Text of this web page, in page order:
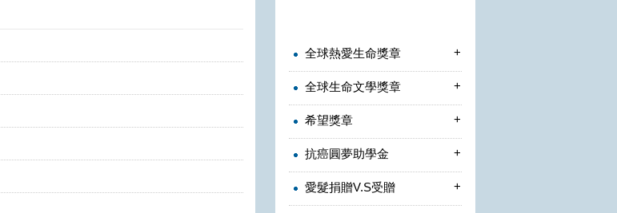
全球熱愛生命獎章 +
全球生命文學獎章 +
希望獎章 +
抗癌圓夢助學金 +
愛髮捐贈V.S受贈 +